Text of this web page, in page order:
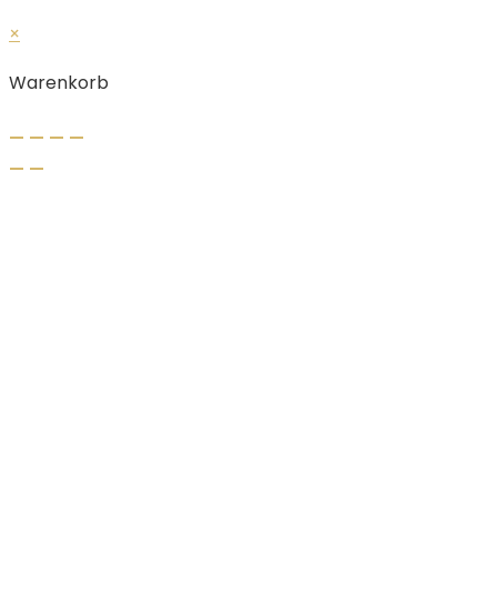
×
Warenkorb